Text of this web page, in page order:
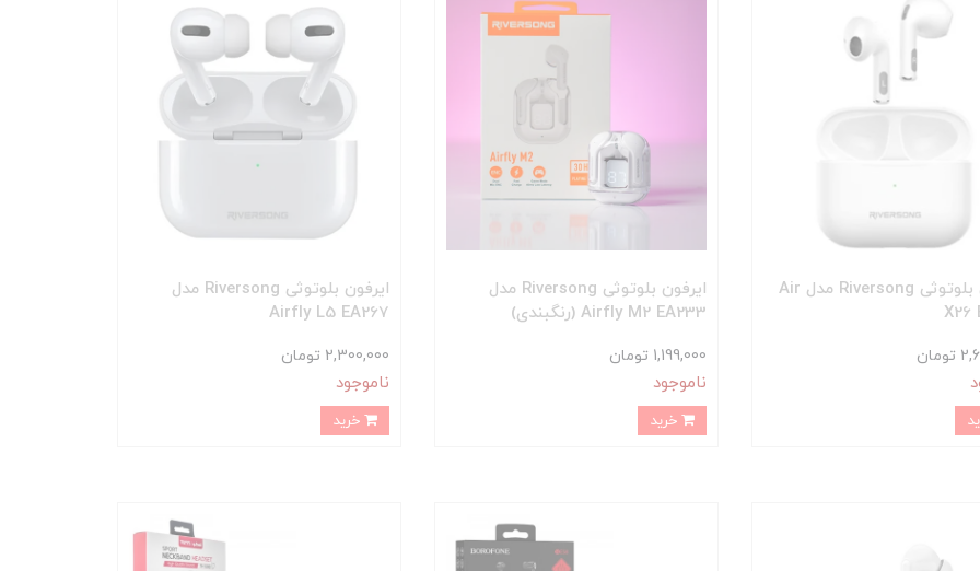
ایرفون بلوتوثی Riversong مدل Air
X26
ایرفون بلوتوثی Riversong مدل
Airfly M2 EA233 (رنگبندی)
1,199,000 تومان
ناموجود
خرید
ایرفون بلوتوثی Riversong مدل
Airfly L5 EA267
2,300,000 تومان
ناموجود
خرید